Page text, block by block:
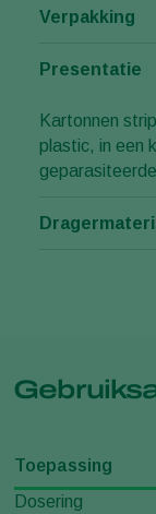
Verpakking
Presentatie
Kartonnen
plastic, in een
Toepassing
Dosering